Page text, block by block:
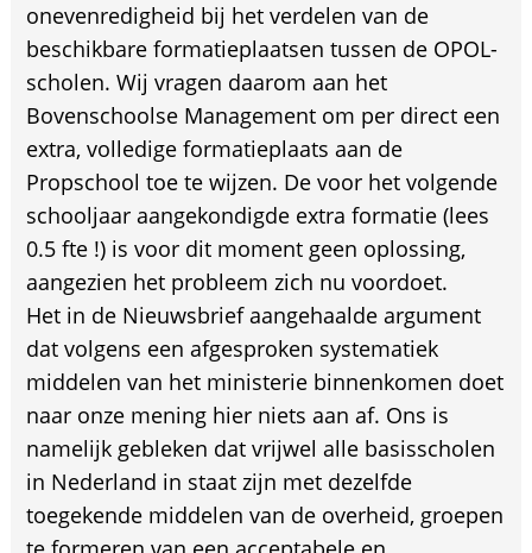
onevenredigheid bij het verdelen van de
beschikbare formatieplaatsen tussen de OPOL-
scholen. Wij vragen daarom aan het
Bovenschoolse Management om per direct een
extra, volledige formatieplaats aan de
Propschool toe te wijzen. De voor het volgende
schooljaar aangekondigde extra formatie (lees
0.5 fte !) is voor dit moment geen oplossing,
aangezien het probleem zich nu voordoet.
Het in de Nieuwsbrief aangehaalde argument
dat volgens een afgesproken systematiek
middelen van het ministerie binnenkomen doet
naar onze mening hier niets aan af. Ons is
namelijk gebleken dat vrijwel alle basisscholen
in Nederland in staat zijn met dezelfde
toegekende middelen van de overheid, groepen